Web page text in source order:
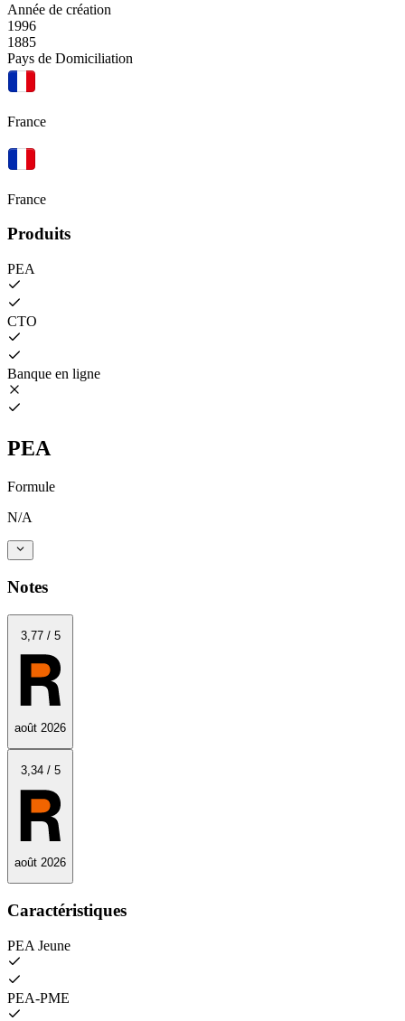
Année de création
1996
1885
Pays de Domiciliation
France
France
Produits
PEA
CTO
Banque en ligne
PEA
Formule
N/A
Notes
3,77/ 5
août 2026
3,34/ 5
août 2026
Caractéristiques
PEA Jeune
PEA‑PME